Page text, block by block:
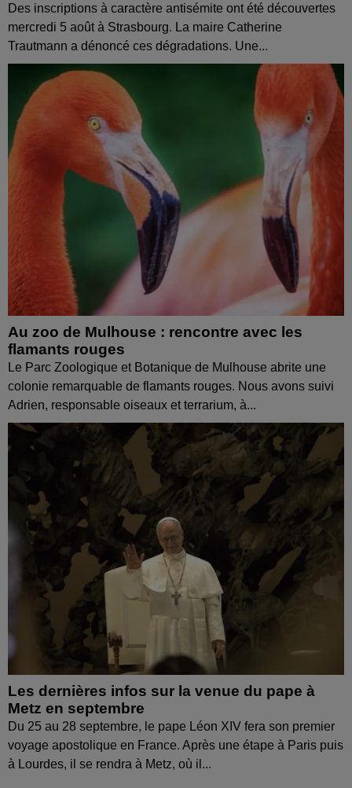
Des inscriptions à caractère antisémite ont été découvertes
mercredi 5 août à Strasbourg. La maire Catherine
Trautmann a dénoncé ces dégradations. Une...
Au zoo de Mulhouse : rencontre avec les
flamants rouges
Le Parc Zoologique et Botanique de Mulhouse abrite une
colonie remarquable de flamants rouges. Nous avons suivi
Adrien, responsable oiseaux et terrarium, à...
Les dernières infos sur la venue du pape à
Metz en septembre
Du 25 au 28 septembre, le pape Léon XIV fera son premier
voyage apostolique en France. Après une étape à Paris puis
à Lourdes, il se rendra à Metz, où il...